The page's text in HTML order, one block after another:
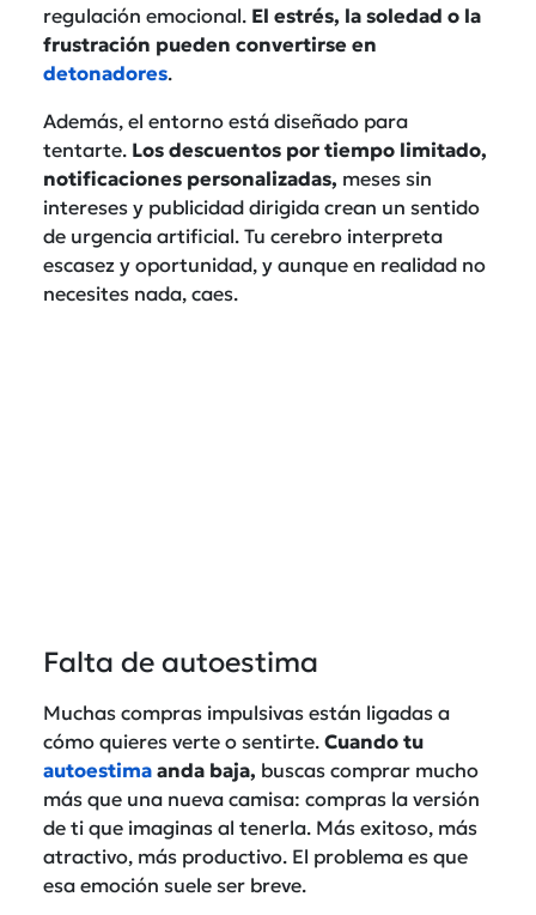
regulación emocional. El estrés, la soledad o la
frustración pueden convertirse en
detonadores.
Además, el entorno está diseñado para
tentarte. Los descuentos por tiempo limitado,
notificaciones personalizadas, meses sin
intereses y publicidad dirigida crean un sentido
de urgencia artificial. Tu cerebro interpreta
escasez y oportunidad, y aunque en realidad no
necesites nada, caes.
Falta de autoestima
Muchas compras impulsivas están ligadas a
cómo quieres verte o sentirte. Cuando tu
autoestima anda baja, buscas comprar mucho
más que una nueva camisa: compras la versión
de ti que imaginas al tenerla. Más exitoso, más
atractivo, más productivo. El problema es que
esa emoción suele ser breve.